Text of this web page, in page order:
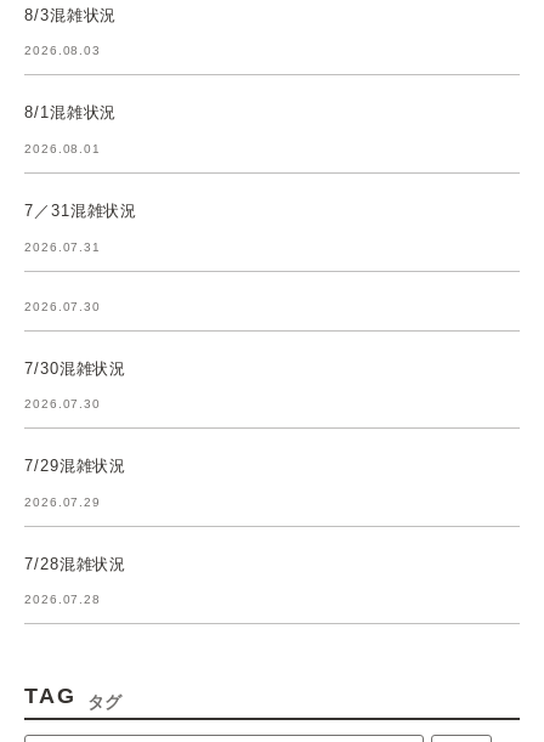
8/3混雑状況
2026.08.03
8/1混雑状況
2026.08.01
7／31混雑状況
2026.07.31
2026.07.30
7/30混雑状況
2026.07.30
7/29混雑状況
2026.07.29
7/28混雑状況
2026.07.28
TAG タグ